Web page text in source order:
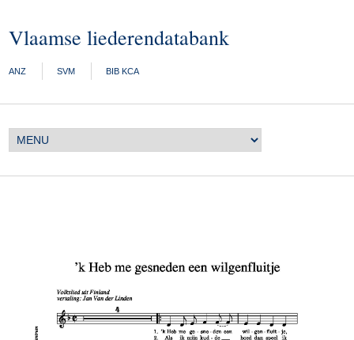
Vlaamse liederendatabank
ANZ SVM BIB KCA